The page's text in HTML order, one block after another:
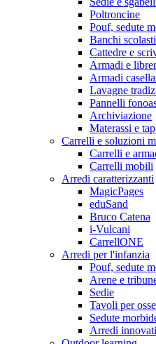
Poltroncine
Pouf, sedute
Banchi
Cattedre e
Armadi e
Armadi
Lavagne
Pannelli
Archiviazione
Materassi e
Carrelli e soluzioni
Carrelli e
Carrelli mobili
Arredi caratterizzanti
MagicPages
eduSand
Bruco Catena
i-Vulcani
CarrellONE
Arredi per l'infanzia
Pouf, sedute
Arene e
Sedie
Tavoli per
Sedute
Arredi